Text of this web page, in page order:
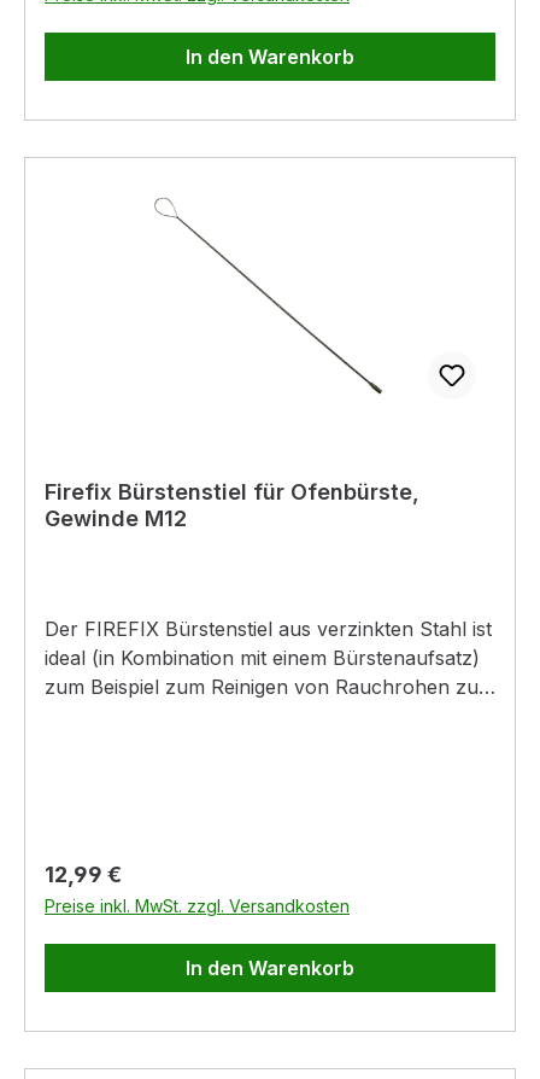
In den Warenkorb
Firefix Bürstenstiel für Ofenbürste,
Gewinde M12
Der FIREFIX Bürstenstiel aus verzinkten Stahl ist
ideal (in Kombination mit einem Bürstenaufsatz)
zum Beispiel zum Reinigen von Rauchrohen zu
Regulärer Preis:
12,99 €
Preise inkl. MwSt. zzgl. Versandkosten
In den Warenkorb